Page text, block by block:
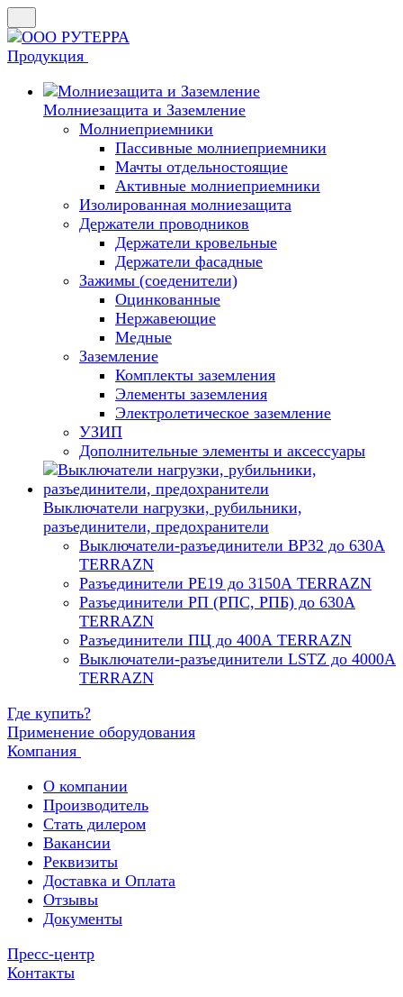
Продукция
Молниезащита и Заземление
Молниеприемники
Пассивные молниеприемники
Мачты отдельностоящие
Активные молниеприемники
Изолированная молниезащита
Держатели проводников
Держатели кровельные
Держатели фасадные
Зажимы (соеденители)
Оцинкованные
Нержавеющие
Медные
Заземление
Комплекты заземления
Элементы заземления
Электролетическое заземление
УЗИП
Дополнительные элементы и аксессуары
Выключатели нагрузки, рубильники,
разъединители, предохранители
Выключатели-разъединители ВР32 до 630А
TERRAZN
Разъединители РЕ19 до 3150А TERRAZN
Разъединители РП (РПС, РПБ) до 630А
TERRAZN
Разъединители ПЦ до 400А TERRAZN
Выключатели-разъединители LSTZ до 4000А
TERRAZN
Где купить?
Применение оборудования
Компания
О компании
Производитель
Cтать дилером
Вакансии
Реквизиты
Доставка и Оплата
Отзывы
Документы
Пресс-центр
Контакты